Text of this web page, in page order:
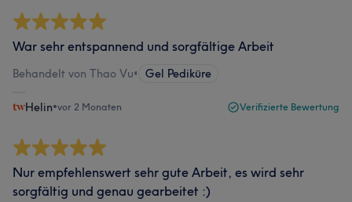
War sehr entspannend und sorgfältige Arbeit
Behandelt von Thao Vu• Gel Pediküre
Helin•vor 2 Monaten Verifizierte Bewertung
Nur empfehlenswert sehr gute Arbeit, es wird sehr
sorgfältig und genau gearbeitet :)